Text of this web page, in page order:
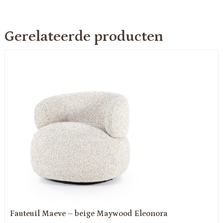
Gerelateerde producten
Fauteuil Maeve – beige Maywood Eleonora